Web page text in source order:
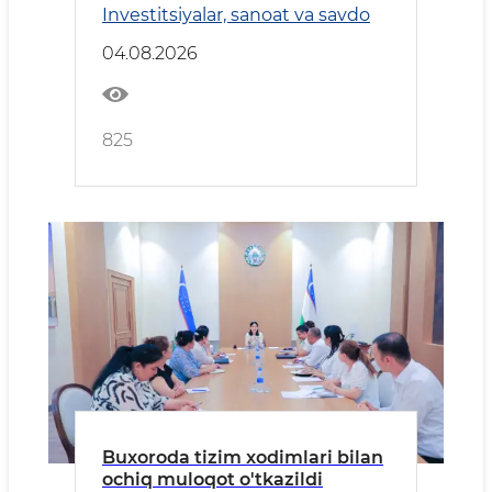
Investitsiyalar, sanoat va savdo
04.08.2026
825
Buxoroda tizim xodimlari bilan
ochiq muloqot o'tkazildi